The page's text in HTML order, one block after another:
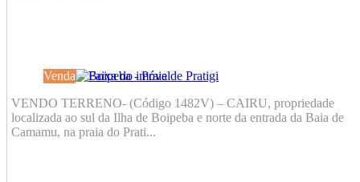
Venda
VENDO TERRENO- (Código 1482V) – CAIRU, propriedade
localizada ao sul da Ilha de Boipeba e norte da entrada da Baia de
Camamu, na praia do Prati...